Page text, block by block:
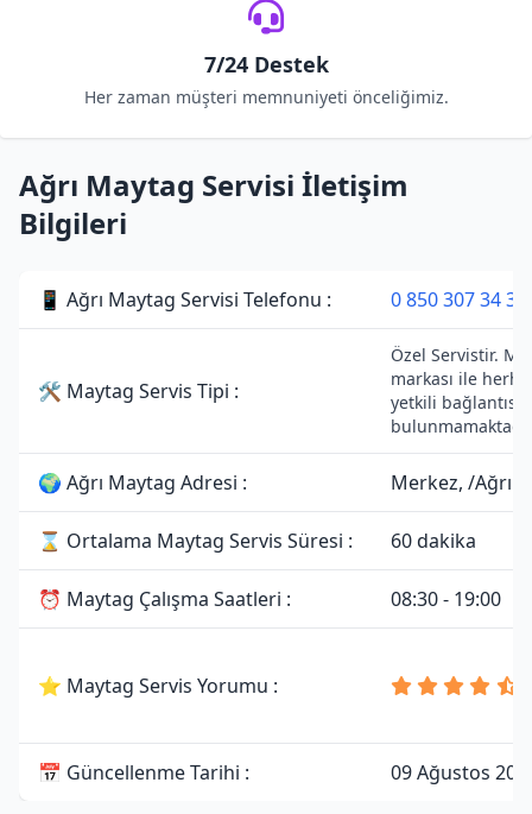
7/24 Destek
Her zaman müşteri memnuniyeti önceliğimiz.
Ağrı Maytag Servisi İletişim
Bilgileri
📱 Ağrı Maytag Servisi Telefonu : 0 850 307 34 38
🛠 Maytag Servis Tipi :
Özel Servistir.
markası ile
yetkili bağlantısı
🌍 Ağrı Maytag Adresi : Merkez, /Ağrı
⌛ Ortalama Maytag Servis Süresi : 60 dakika
⏰ Maytag Çalışma Saatleri : 08:30 - 19:00
⭐ Maytag Servis Yorumu :
📅 Güncellenme Tarihi : 09 Ağustos